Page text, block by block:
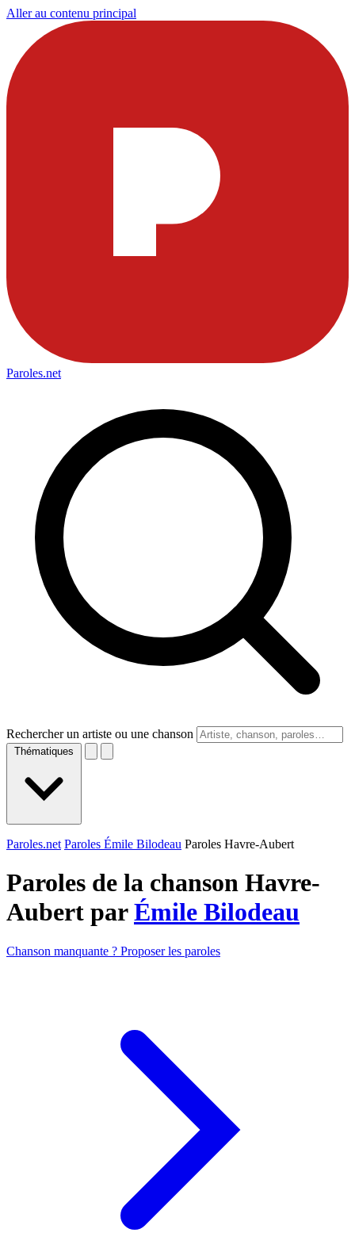
Aller au contenu principal
Paroles.net
Rechercher un artiste ou une chanson
Thématiques
Paroles.net Paroles Émile Bilodeau Paroles Havre-Aubert
Paroles de la chanson Havre-
Aubert parÉmile Bilodeau
Chanson manquante ? Proposer les paroles